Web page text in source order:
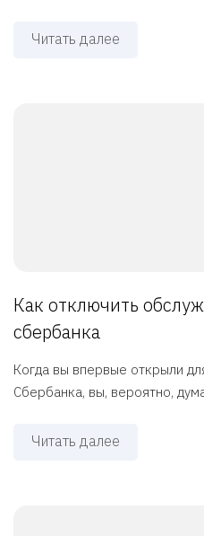
Читать далее
Как отключить
сбербанка
Когда вы впервые открыли
Сбербанка, вы, вероятно,
Читать далее